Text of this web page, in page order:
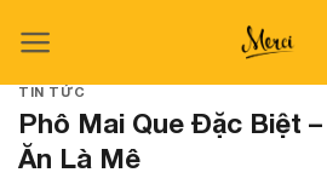
TIN TỨC
Phô Mai Que Đặc Biệt
Ăn Là Mê